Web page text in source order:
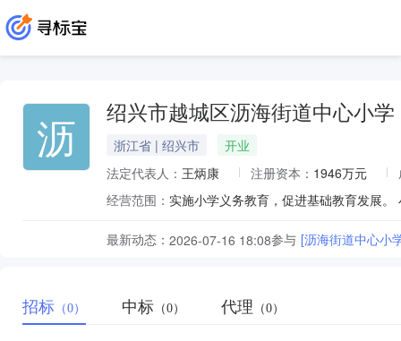
沥 绍兴市越城区沥海街道中心小学
浙江省 | 绍兴市
开业
法定代表人： 王炳康 注册资本： 1946万元
经营范围： 实施小学义务教育，促进基础教育发展
最新动态： 2026-07-16 18:08参与 [沥海街道中心小
招标 （0） 中标 （0） 代理 （0）